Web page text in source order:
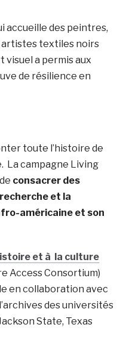
accueille des peintres,
textiles noirs
visuel a permis aux
de résilience en
toute l’histoire de
La campagne Living
consacrer des
et la
américaine et son
et à la culture
Access Consortium)
en collaboration avec
des universités
State, Texas